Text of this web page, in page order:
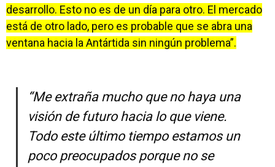
desarrollo. Esto no es de un día para otro. El mercado
está de otro lado, pero es probable que se abra una
ventana hacia la Antártida sin ningún problema”.
“Me extraña mucho que no haya una
visión de futuro hacia lo que viene.
Todo este último tiempo estamos un
poco preocupados porque no se